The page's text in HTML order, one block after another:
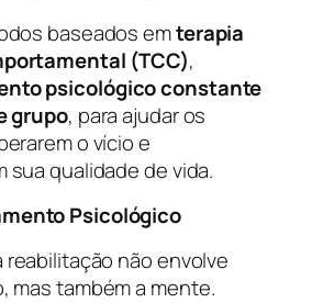
baseados emterapia
(TCC),
psicológico constante
grupo, para ajudar os
o vício e
sua qualidade de vida.
Psicológico
reabilitação não envolve
mas também a mente.